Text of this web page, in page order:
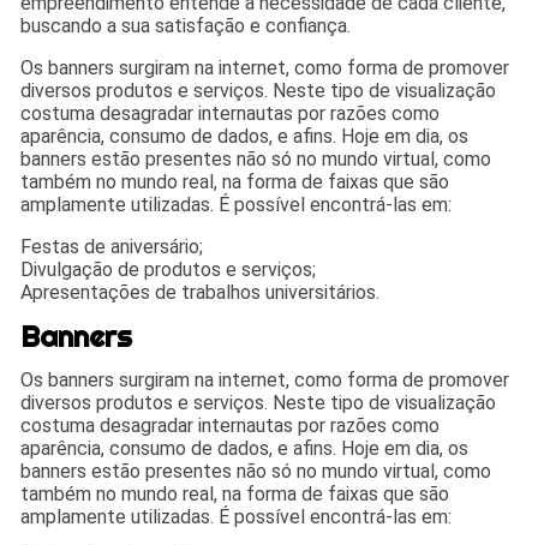
buscando a sua satisfação e confiança.
Os banners surgiram na internet, como forma de promover
diversos produtos e serviços. Neste tipo de visualização
costuma desagradar internautas por razões como
aparência, consumo de dados, e afins. Hoje em dia, os
banners estão presentes não só no mundo virtual, como
também no mundo real, na forma de faixas que são
amplamente utilizadas. É possível encontrá-las em:
Festas de aniversário;
Divulgação de produtos e serviços;
Apresentações de trabalhos universitários.
Banners
Os banners surgiram na internet, como forma de promover
diversos produtos e serviços. Neste tipo de visualização
costuma desagradar internautas por razões como
aparência, consumo de dados, e afins. Hoje em dia, os
banners estão presentes não só no mundo virtual, como
também no mundo real, na forma de faixas que são
amplamente utilizadas. É possível encontrá-las em: